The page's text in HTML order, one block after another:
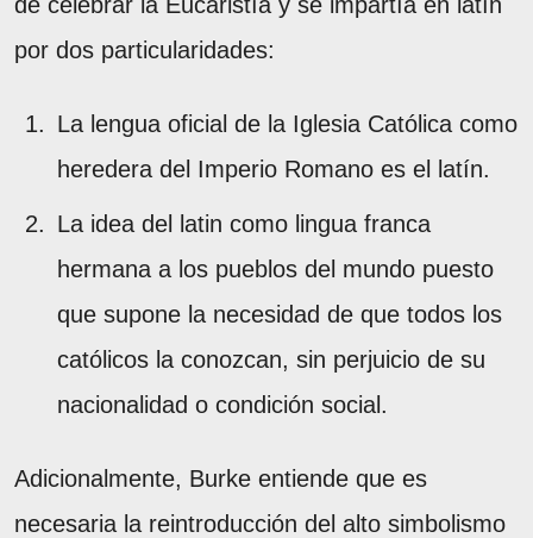
por dos particularidades:
La lengua oficial de la Iglesia Católica como
heredera del Imperio Romano es el latín.
La idea del latin como lingua franca
hermana a los pueblos del mundo puesto
que supone la necesidad de que todos los
católicos la conozcan, sin perjuicio de su
nacionalidad o condición social.
Adicionalmente, Burke entiende que es
necesaria la reintroducción del alto simbolismo